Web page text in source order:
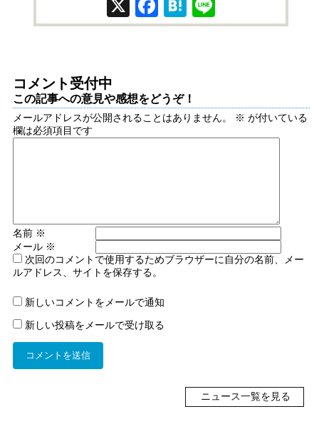
X Facebook
Hatena
コメント受付中
この記事への意見や感想をどうぞ！
メールアドレスが公開されることはありません。 ※ が付いている
欄は必須項目です
名前 ※
メール ※
次回のコメントで使用するためブラウザーに自分の名前、メー
ルアドレス、サイトを保存する。
新しいコメントをメールで通知
新しい投稿をメールで受け取る
ニュース一覧を見る